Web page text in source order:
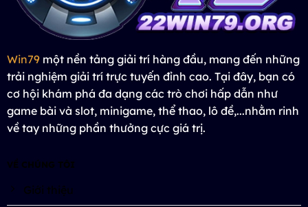
Win79một nền tảng giải trí hàng đầu, mang đến những
trải nghiệm giải trí trực tuyến đỉnh cao. Tại đây, bạn có
cơ hội khám phá đa dạng các trò chơi hấp dẫn như
game bài và slot, minigame, thể thao, lô đề,...nhằm rinh
về tay những phần thưởng cực giá trị.
VỀ CHÚNG TÔI
Giới thiệu